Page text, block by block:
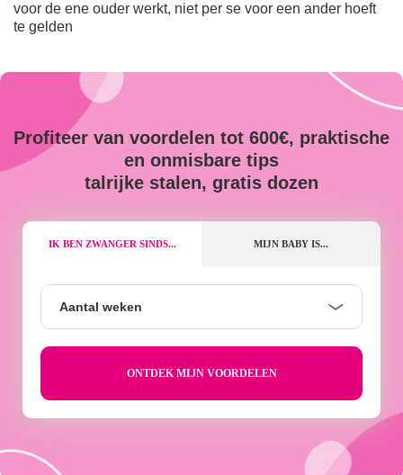
voor de ene ouder werkt, niet per se voor een ander hoeft
te gelden
Profiteer van voordelen tot 600€, praktische
en onmisbare tips
talrijke stalen, gratis dozen
IK BEN ZWANGER SINDS... MIJN BABY IS...
Aantal weken